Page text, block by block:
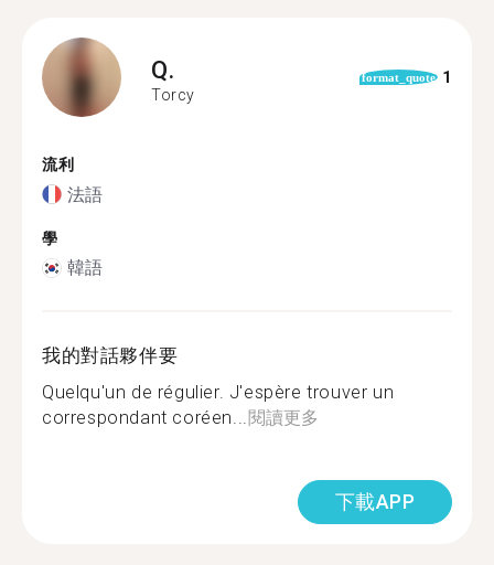
Q.
Torcy
format_quote 1
流利
法語
學
韓語
我的對話夥伴要
Quelqu'un de régulier. J'espère trouver un
correspondant coréen...閱讀更多
下載APP